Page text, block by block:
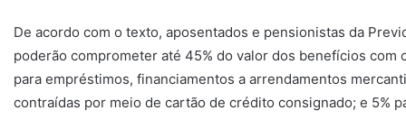
De acordo com o texto, aposentados e pensionistas da
poderão comprometer até 45% do valor dos benefícios com
para empréstimos, financiamentos a arrendamentos
contraídas por meio de cartão de crédito consignado; e 5%